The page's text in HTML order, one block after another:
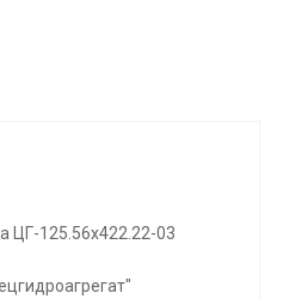
ЦГ-125.56х422.22-03